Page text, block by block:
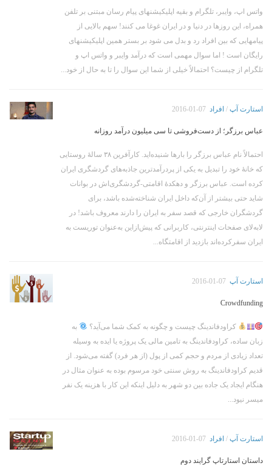
واتس اپ، وایبر، تلگرام و بقیه اپلیکیشنهای پیام رسان مبتنی بر تلفن
همراه، این روزها در دنیا و در ایران غوغا می کنند! سهم بالایی از
پیامهایی که بین افراد رد و بدل می شود بر بستر همین اپلیکیشنهای
رایگان است ! اما سوال مهمی است که درآمد وایبر و واتس اپ و
تلگرام از چیست؟ احتمالاً خیلی از شما این سوال را تا به حال از خود...
استارت آپ / افراد 2016-01-07
عباس برزگر؛ از دست‌فروشی تا سی میلیون درآمد روزانه
احتمالاً نام عباس برزگر را بار‌ها شنیده‌اید. کارآفرین ۳۸ سالهٔ روستایی
که خانهٔ خود را تبدیل به یکی از پردرآمد‌ترین جاذبه‌های گردشگری ایران
کرده است. عباس برزگر و دهکدهٔ اقامتی-گردشگری‌اش در بوانات
شاید حتی بیشتر از آن‌که داخل ایران شناخته‌شده‌ باشد، برای
گردشگران خارجی که قصد سفر به ایران را دارند معروف باشد! در
لابه‌لای صفحات اینترنتی، کاربرانی که پیش‌ازاین به‌عنوان توریست به
ایران سفرکرده‌اند بازدید از اقامتگاه...
استارت آپ 2016-01-07
Crowdfunding
کراودفاندینگ چیست و چگونه به کمک شما می‌آید؟
به
زبان ساده، کراودفاندینگ به تامین مالی یک پروژه یا ایده به وسیله
تعداد زیادی از مردم و حجم کمی از پول (از هر فرد) گفته می‌شود. از
قدیم کراودفاندینگ به روش سنتی خود مرسوم بوده به عنوان مثال در
هنگام ایجاد یک جاده بین دو شهر به دلیل اینکه این کار با هزینه یک نفر
میسر نیود...
استارت آپ / افراد 2016-01-07
داستان استارتاپ گرایند دوم